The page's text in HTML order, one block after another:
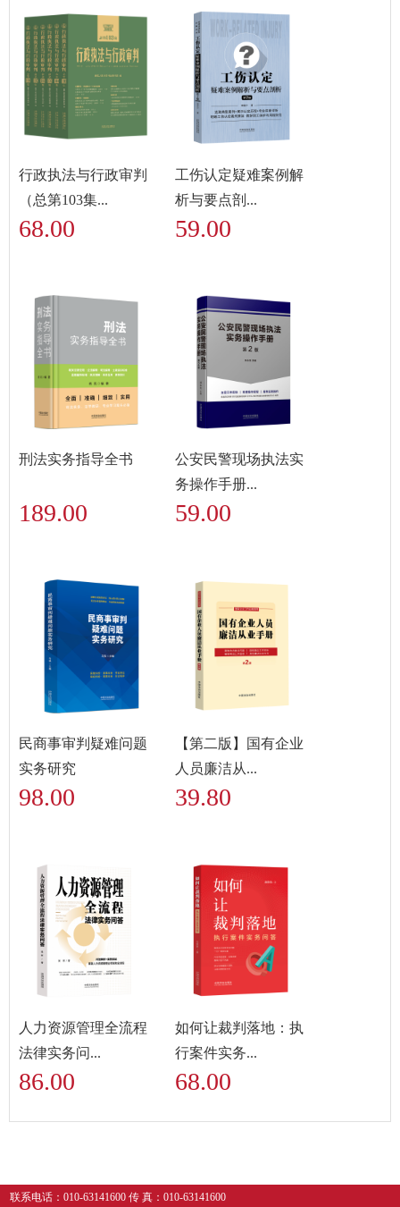
行政执法与行政审判
（总第103集...
68.00
工伤认定疑难案例解
析与要点剖...
59.00
刑法实务指导全书
189.00
公安民警现场执法实
务操作手册...
59.00
民商事审判疑难问题
实务研究
98.00
【第二版】国有企业
人员廉洁从...
39.80
人力资源管理全流程
法律实务问...
86.00
如何让裁判落地：执
行案件实务...
68.00
联系电话：010-63141600 传 真：010-63141600